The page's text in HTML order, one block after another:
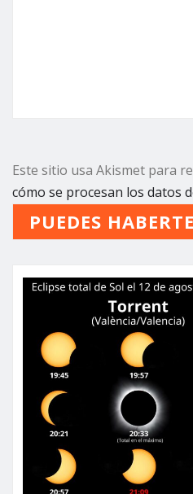
Este sitio usa Akismet para
cómo se procesan los datos
PUEDES